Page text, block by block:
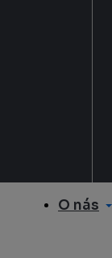
O nás